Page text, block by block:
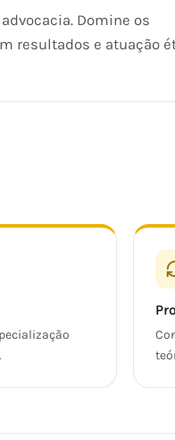
Domine os
resultados e atuação